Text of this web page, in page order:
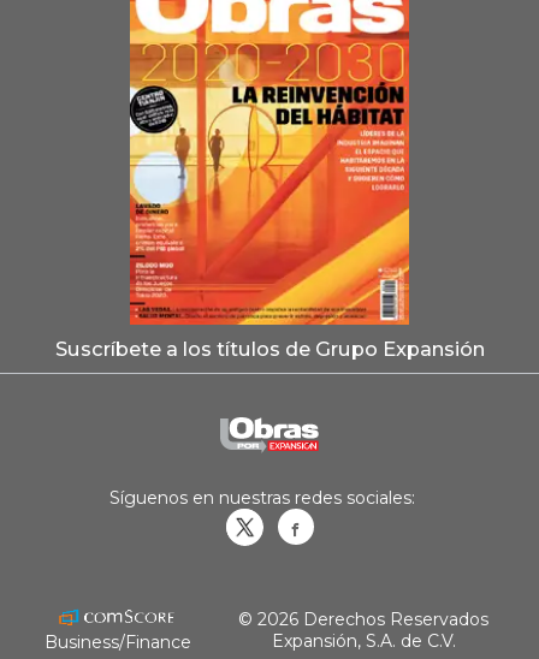
Suscríbete a los títulos de Grupo Expansión
Síguenos en nuestras redes sociales:
Business/Finance
© 2026 Derechos Reservados
Expansión, S.A. de C.V.